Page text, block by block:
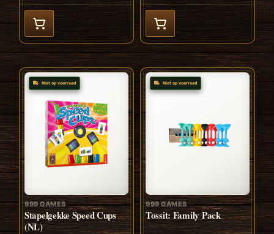
Niet op voorraad
999 GAMES
Stapelgekke Speed Cups
(NL)
Niet op voorraad
999 GAMES
Tossit: Family Pack